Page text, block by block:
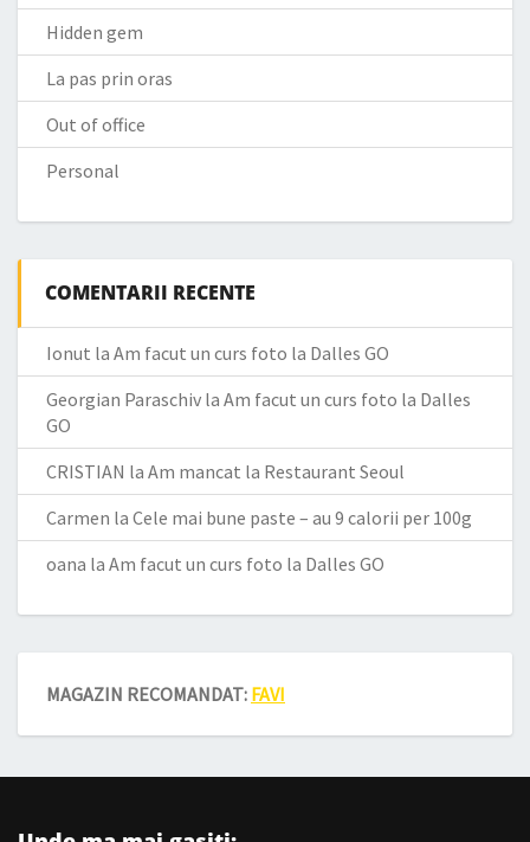
Hidden gem
La pas prin oras
Out of office
Personal
COMENTARII RECENTE
Ionut la Am facut un curs foto la Dalles GO
Georgian Paraschiv la Am facut un curs foto la Dalles
GO
CRISTIAN la Am mancat la Restaurant Seoul
Carmen la Cele mai bune paste – au 9 calorii per 100g
oana la Am facut un curs foto la Dalles GO
MAGAZIN RECOMANDAT: FAVI